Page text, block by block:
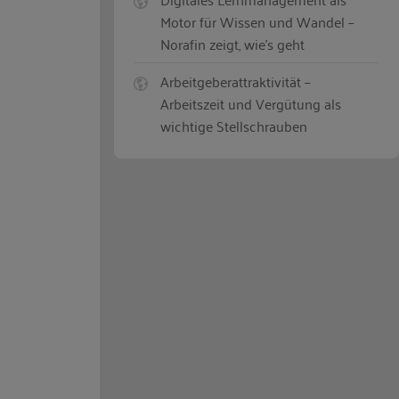
Motor für Wissen und Wandel –
Norafin zeigt, wie’s geht
Arbeitgeberattraktivität –
Arbeitszeit und Vergütung als
wichtige Stellschrauben